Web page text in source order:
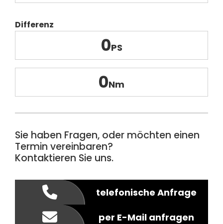
Differenz
0
0
Sie haben Fragen, oder möchten einen
Termin vereinbaren?
Kontaktieren Sie uns.
telefonische Anfrage
per E-Mail anfragen